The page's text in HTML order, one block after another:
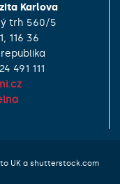
Karlova
trh 560/5
116 36
491 111
UK a shutterstock.com